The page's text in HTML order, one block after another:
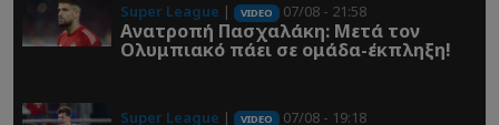
Super League | VIDEO 07/08 - 21:58
Ανατροπή Πασχαλάκη: Μετά τον
Ολυμπιακό πάει σε ομάδα-έκπληξη!
Super League | VIDEO 07/08 - 19:18